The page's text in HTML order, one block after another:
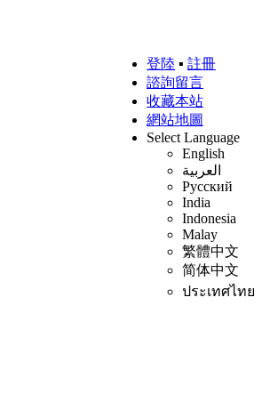
登陸 ▪ 註冊
諮詢留言
收藏本站
網站地圖
Select Language
English
العربية
Русский
India
Indonesia
Malay
繁體中文
简体中文
ประเทศไทย